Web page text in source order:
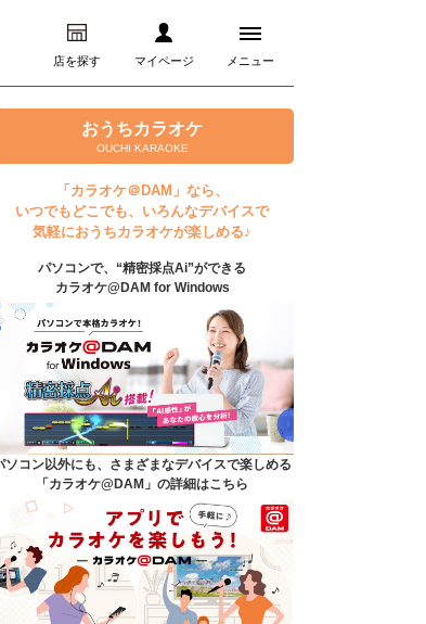
店を探す マイページ メニュー
ログイン
ページ
ミアムサービス
とも動画
とも録音
オケ＠DAM
ザー検索
ンペーン
よくあるご質問
おうちカラオケ
OUCHI KARAOKE
「カラオケ＠DAM」なら、
いつでもどこでも、いろんなデバイスで
気軽におうちカラオケが楽しめる♪
パソコンで、“精密採点Ai”ができる
カラオケ@DAM for Windows
ソコン以外にも、さまざまなデバイスで楽しめる
「カラオケ@DAM」の詳細はこちら